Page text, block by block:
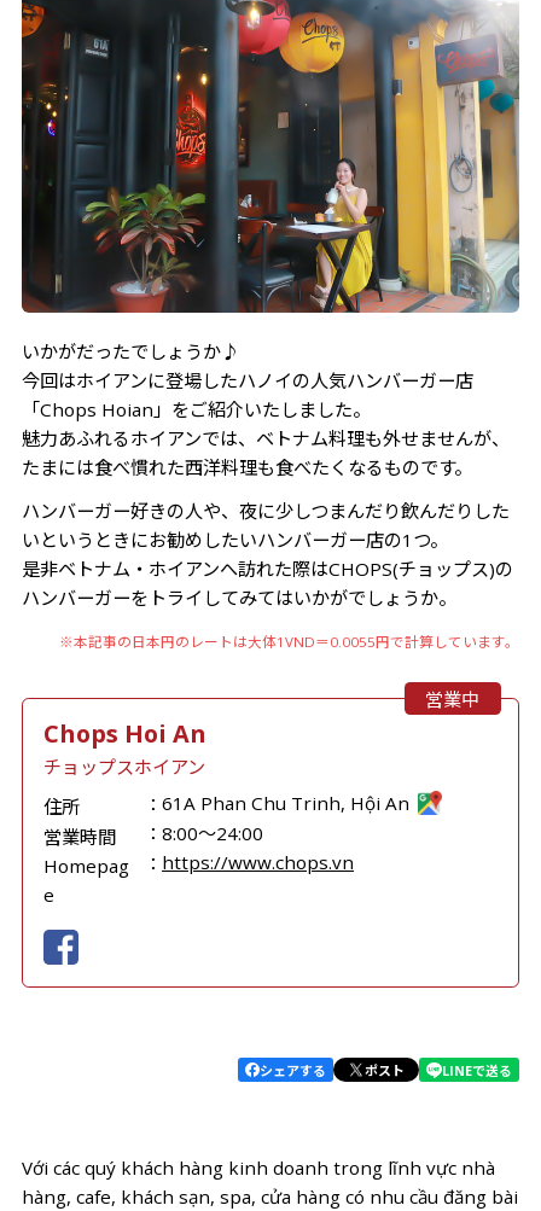
いかがだったでしょうか♪
今回はホイアンに登場したハノイの人気ハンバーガー店
「Chops Hoian」をご紹介いたしました。
魅力あふれるホイアンでは、ベトナム料理も外せませんが、
たまには食べ慣れた西洋料理も食べたくなるものです。
ハンバーガー好きの人や、夜に少しつまんだり飲んだりした
いというときにお勧めしたいハンバーガー店の1つ。
是非ベトナム・ホイアンへ訪れた際はCHOPS(チョップス)の
ハンバーガーをトライしてみてはいかがでしょうか。
※本記事の日本円のレートは大体1VND＝0.0055円で計算しています。
営業中
Chops Hoi An
チョップスホイアン
住所
61A Phan Chu Trinh, Hội An
営業時間
8:00～24:00
Homepag
e
https://www.chops.vn
シェアする ポスト LINEで送る
Với các quý khách hàng kinh doanh trong lĩnh vực nhà
hàng, cafe, khách sạn, spa, cửa hàng có nhu cầu đăng bài